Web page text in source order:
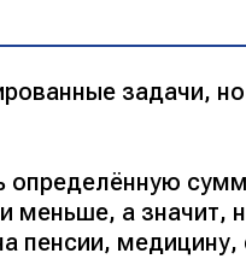
задачи,
определённую
меньше, а значит,
пенсии, медицину,